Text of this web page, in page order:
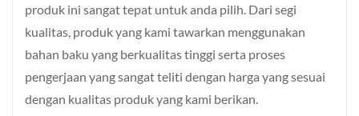
produk ini sangat tepat untuk anda pilih. Dari segi
kualitas, produk yang kami tawarkan menggunakan
bahan baku yang berkualitas tinggi serta proses
pengerjaan yang sangat teliti dengan harga yang sesuai
dengan kualitas produk yang kami berikan.